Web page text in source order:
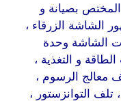
بصيانة و
الشاشة الزرقاء ،
الشاشة وحدة
و التغذية ،
معالج الرسوم ،
التوانزستور ،